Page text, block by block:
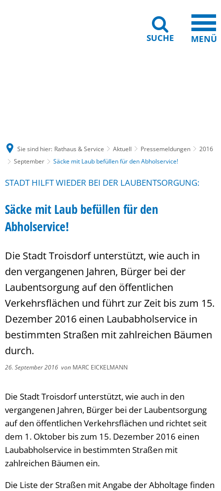
SUCHE MENÜ
Sie sind hier: Rathaus & Service Aktuell Pressemeldungen
2016
September
Säcke mit Laub befüllen für den Abholservice!
STADT HILFT WIEDER BEI DER LAUBENTSORGUNG:
Säcke mit Laub befüllen für den
Abholservice!
Die Stadt Troisdorf unterstützt, wie auch in
den vergangenen Jahren, Bürger bei der
Laubentsorgung auf den öffentlichen
Verkehrsflächen und führt zur Zeit bis zum 15.
Dezember 2016 einen Laubabholservice in
bestimmten Straßen mit zahlreichen Bäumen
durch.
26. September 2016 von MARC EICKELMANN
Die Stadt Troisdorf unterstützt, wie auch in den
vergangenen Jahren, Bürger bei der Laubentsorgung
auf den öffentlichen Verkehrsflächen und richtet seit
dem 1. Oktober bis zum 15. Dezember 2016 einen
Laubabholservice in bestimmten Straßen mit
zahlreichen Bäumen ein.
Die Liste der Straßen mit Angabe der Abholtage finden